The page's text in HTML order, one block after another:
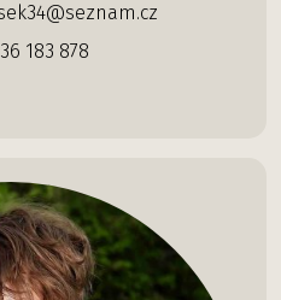
183 878